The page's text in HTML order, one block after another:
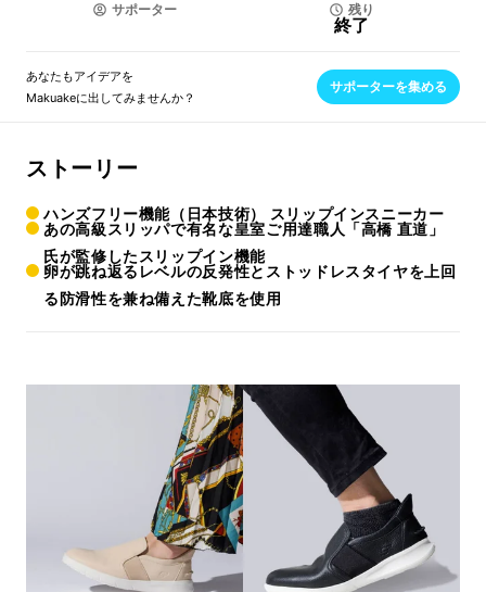
サポーター 残り
終了
あなたもアイデアを
Makuakeに出してみませんか？
サポーターを集める
ストーリー
ハンズフリー機能（日本技術） スリップインスニーカー
あの高級スリッパで有名な皇室ご用達職人「高橋 直道」
氏が監修したスリップイン機能
卵が跳ね返るレベルの反発性とストッドレスタイヤを上回
る防滑性を兼ね備えた靴底を使用